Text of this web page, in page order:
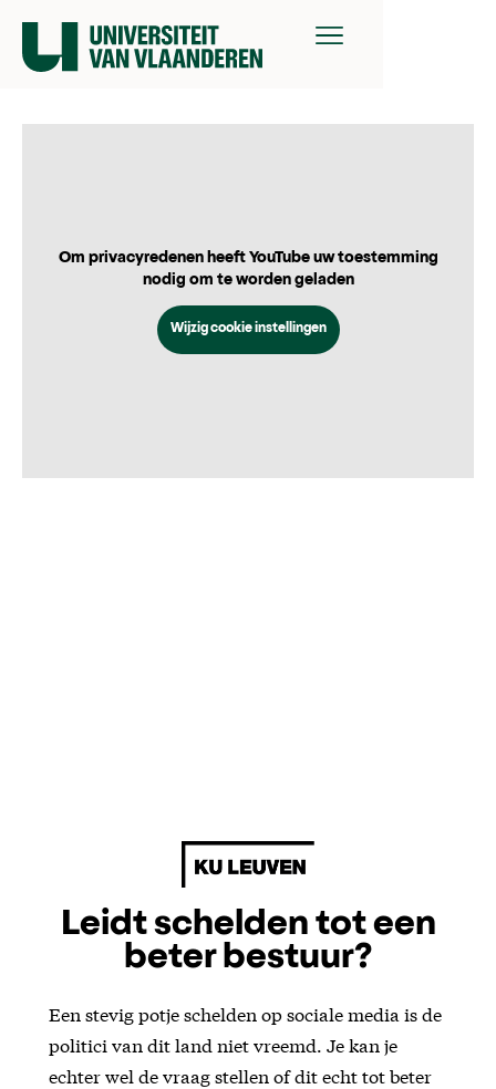
Om privacyredenen heeft YouTube uw toestemming
nodig om te worden geladen
Wijzig cookie instellingen
Leidt schelden tot een
beter bestuur?
Een stevig potje schelden op sociale media is de
politici van dit land niet vreemd. Je kan je
echter wel de vraag stellen of dit echt tot beter